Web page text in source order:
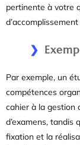
pertinente à votre
Par exemple, un
compétences
cahier à la gestion
d’examens, tandis
fixation et la